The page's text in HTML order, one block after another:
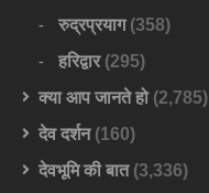
रुद्रप्रयाग(358)
हरिद्वार(295)
क्या आप जानते हो(2,785)
देव दर्शन(160)
देवभूमि की बात(3,336)